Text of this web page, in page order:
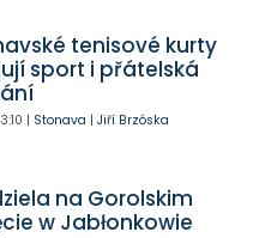
tenisové kurty
sport i přátelská
| Stonava | Jiří Brzóska
na Gorolskim
w Jabłonkowie